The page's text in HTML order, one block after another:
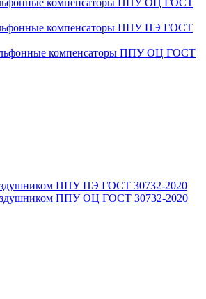
компенсаторы ППУ ОЦ ГОСТ
компенсаторы ППУ ПЭ ГОСТ
компенсаторы ППУ ОЦ ГОСТ
ППУ ПЭ ГОСТ 30732-2020
ППУ ОЦ ГОСТ 30732-2020